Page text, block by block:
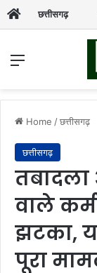
छत्तीसगढ़
Menu
Home /छत्तीसगढ़
छत्तीसगढ़
वाले
झटका,
पूरा